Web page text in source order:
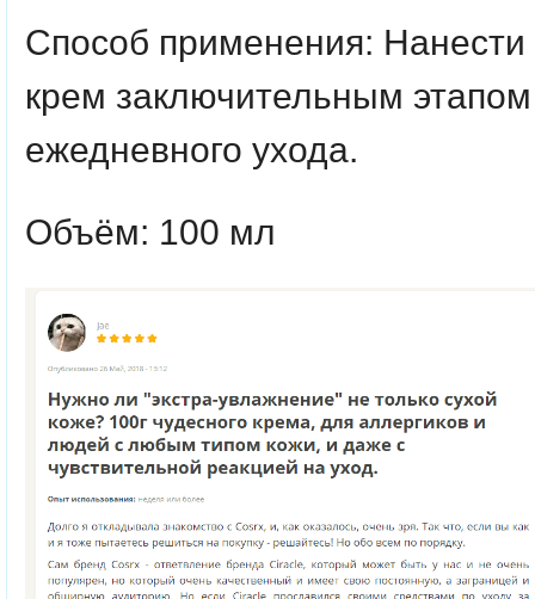
Способ применения: Нанести
крем заключительным этапом
ежедневного ухода.
Объём: 100 мл